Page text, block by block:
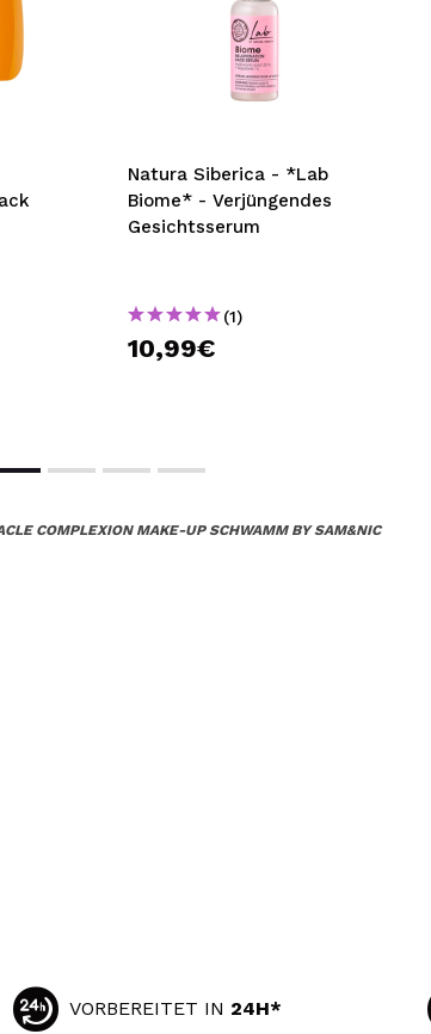
Natura Siberica - *Lab
Biome* - Verjüngendes
Gesichtsserum
(1)
10,99€
COMPLEXION MAKE-UP SCHWAMM BY SAM&NIC
VORBEREITET IN 24H*